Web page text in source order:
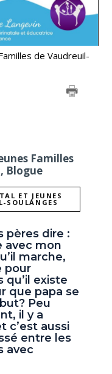
de Vaudreuil-
Familles
Blogue
SOULANGES
pères dire :
avec mon
marche,
pour
qu’il existe
que papa se
Peu
il y a
c’est aussi
entre les
avec